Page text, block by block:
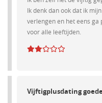
Ik denk dan ook dat ik
verlengen en het eens
voor alle leeftijden.
Vijftigplusdating